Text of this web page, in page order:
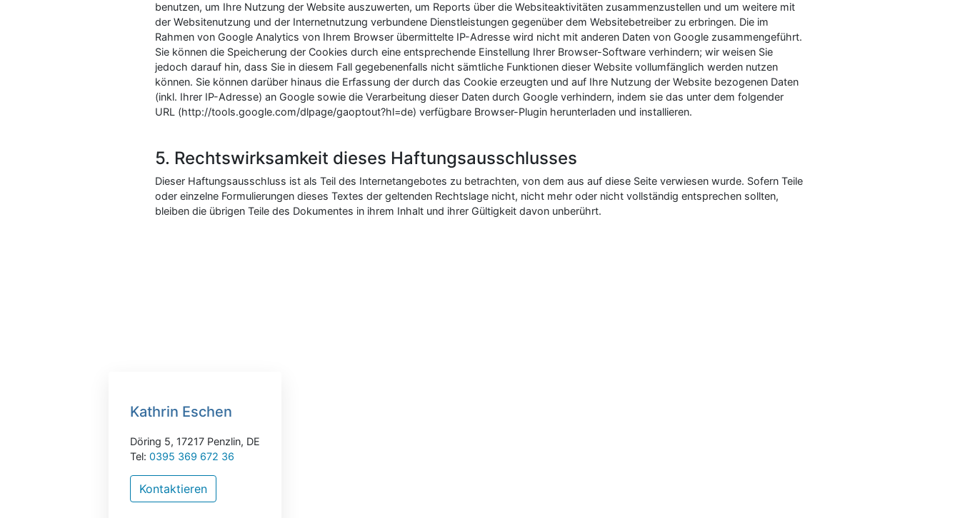
benutzen, um Ihre Nutzung der Website auszuwerten, um Reports über die Websiteaktivitäten zusammenzustellen und um weitere mit
der Websitenutzung und der Internetnutzung verbundene Dienstleistungen gegenüber dem Websitebetreiber zu erbringen. Die im
Rahmen von Google Analytics von Ihrem Browser übermittelte IP-Adresse wird nicht mit anderen Daten von Google zusammengeführt.
Sie können die Speicherung der Cookies durch eine entsprechende Einstellung Ihrer Browser-Software verhindern; wir weisen Sie
jedoch darauf hin, dass Sie in diesem Fall gegebenenfalls nicht sämtliche Funktionen dieser Website vollumfänglich werden nutzen
können. Sie können darüber hinaus die Erfassung der durch das Cookie erzeugten und auf Ihre Nutzung der Website bezogenen Daten
(inkl. Ihrer IP-Adresse) an Google sowie die Verarbeitung dieser Daten durch Google verhindern, indem sie das unter dem folgender
URL (http://tools.google.com/dlpage/gaoptout?hl=de) verfügbare Browser-Plugin herunterladen und installieren.
5. Rechtswirksamkeit dieses Haftungsausschlusses
Dieser Haftungsausschluss ist als Teil des Internetangebotes zu betrachten, von dem aus auf diese Seite verwiesen wurde. Sofern Teile
oder einzelne Formulierungen dieses Textes der geltenden Rechtslage nicht, nicht mehr oder nicht vollständig entsprechen sollten,
bleiben die übrigen Teile des Dokumentes in ihrem Inhalt und ihrer Gültigkeit davon unberührt.
Kathrin Eschen
Döring 5, 17217 Penzlin, DE
Tel: 0395 369 672 36
Kontaktieren